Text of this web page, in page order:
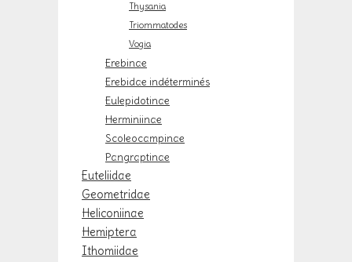
Thysania
Triommatodes
Vogia
Erebinae
Erebidae indéterminés
Eulepidotinae
Herminiinae
Scoleocampinae
Pangraptinae
Euteliidae
Geometridae
Heliconiinae
Hemiptera
Ithomiidae